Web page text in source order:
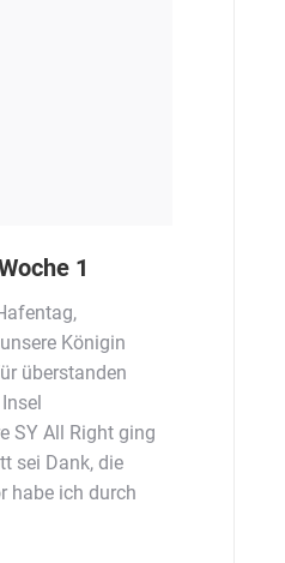
1
Königin
überstanden
SY All Right ging
sei Dank, die
habe ich durch